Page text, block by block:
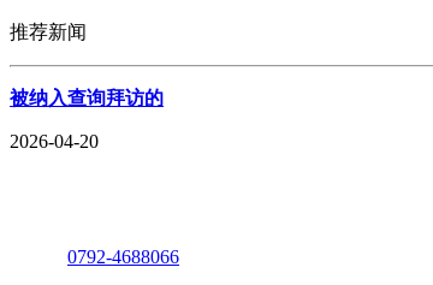
推荐新闻
被纳入查询拜访的
2026-04-20
0792-4688066